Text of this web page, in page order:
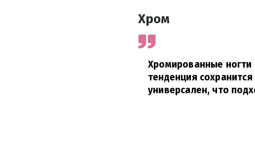
Хром
Хромированные ногти
тенденция
универсален, что